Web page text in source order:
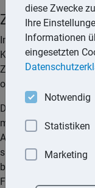
Zahnimplantat
Implantate sind
Kieferknochen
Zahnarzt später
oder eine Brücke.
Die Kosten für ein
muss der Versicherte
Ausnahmefällen,
sind und
beteiligt sich die
Festzuschuss. Wie
diese Zwecke
Ihre
Informationen
eingesetzten
Notwendig
Statistiken
Marketing